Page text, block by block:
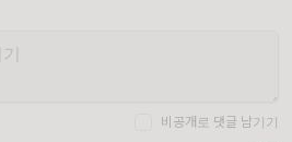
비공개로 댓글 남기기